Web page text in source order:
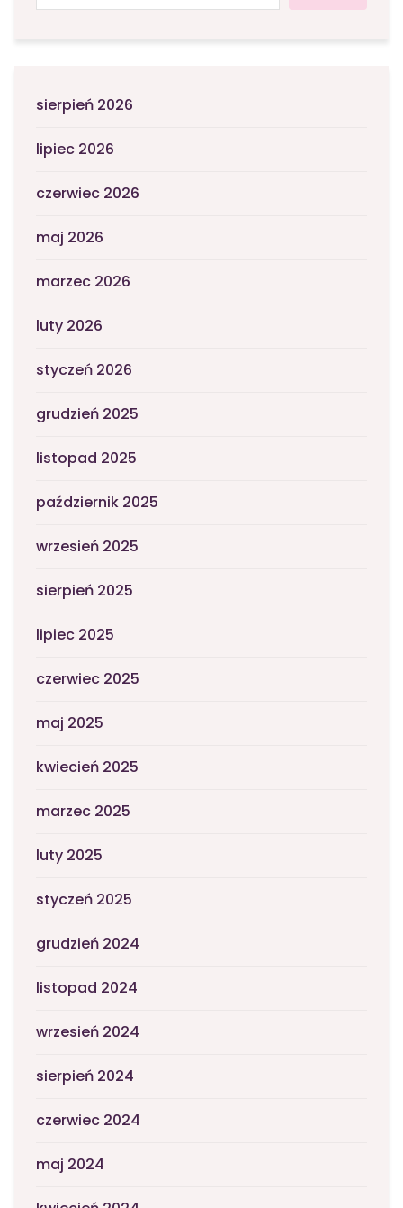
sierpień 2026
lipiec 2026
czerwiec 2026
maj 2026
marzec 2026
luty 2026
styczeń 2026
grudzień 2025
listopad 2025
październik 2025
wrzesień 2025
sierpień 2025
lipiec 2025
czerwiec 2025
maj 2025
kwiecień 2025
marzec 2025
luty 2025
styczeń 2025
grudzień 2024
listopad 2024
wrzesień 2024
sierpień 2024
czerwiec 2024
maj 2024